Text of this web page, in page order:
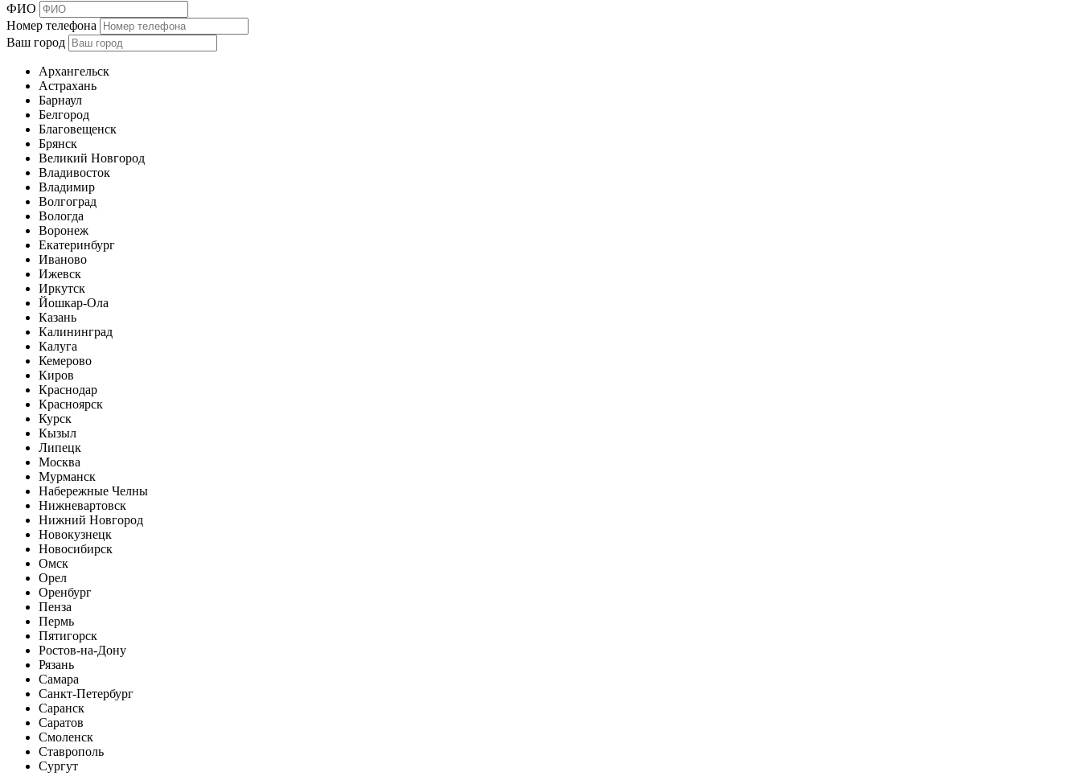
ФИО
Номер телефона
Ваш город
Архангельск
Астрахань
Барнаул
Белгород
Благовещенск
Брянск
Великий Новгород
Владивосток
Владимир
Волгоград
Вологда
Воронеж
Екатеринбург
Иваново
Ижевск
Иркутск
Йошкар-Ола
Казань
Калининград
Калуга
Кемерово
Киров
Краснодар
Красноярск
Курск
Кызыл
Липецк
Москва
Мурманск
Набережные Челны
Нижневартовск
Нижний Новгород
Новокузнецк
Новосибирск
Омск
Орел
Оренбург
Пенза
Пермь
Пятигорск
Ростов-на-Дону
Рязань
Самара
Санкт-Петербург
Саранск
Саратов
Смоленск
Ставрополь
Сургут